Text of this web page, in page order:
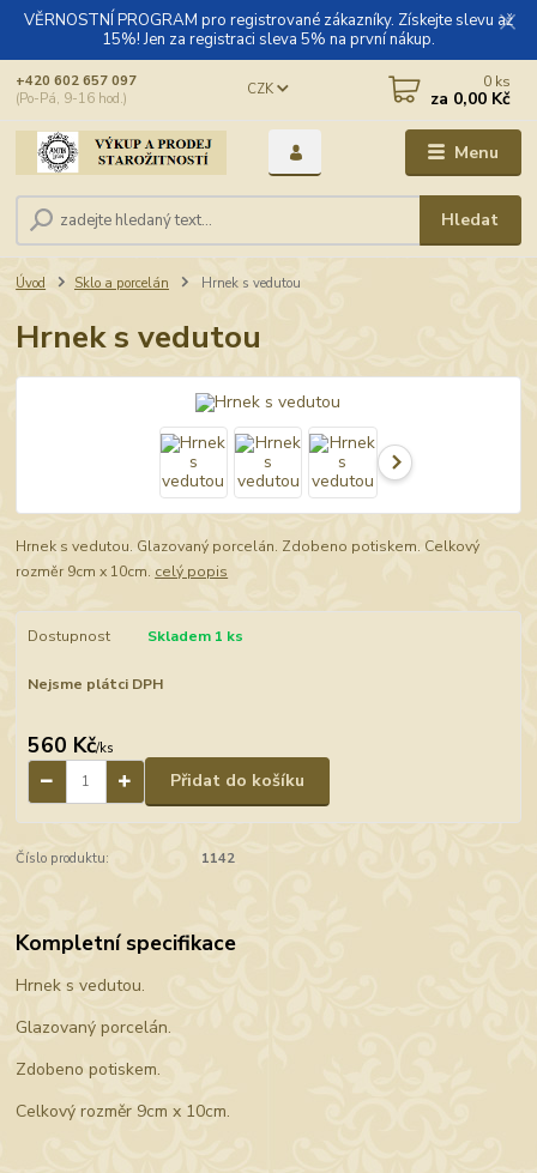
VĚRNOSTNÍ PROGRAM pro registrované zákazníky. Získejte slevu až
15%! Jen za registraci sleva 5% na první nákup.
Menu
CZK
Hledat
+420 602 657 097
(Po-Pá, 9-16 hod.)
0 ks
za 0,00 Kč
Úvod Sklo a porcelán Hrnek s vedutou
Hrnek s vedutou
Hrnek s vedutou. Glazovaný porcelán. Zdobeno potiskem. Celkový
rozměr 9cm x 10cm. celý popis
Dostupnost Skladem 1 ks
Nejsme plátci DPH
560 Kč/ks
Přidat do košíku
Číslo produktu: 1142
Kompletní specifikace
Hrnek s vedutou.
Glazovaný porcelán.
Zdobeno potiskem.
Celkový rozměr 9cm x 10cm.